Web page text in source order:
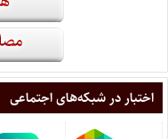
اختبار در شبکه‌های اجتماعی